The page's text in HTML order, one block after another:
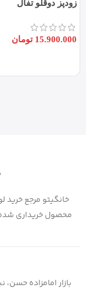
زودپز دوقلو تفال
15.900.000 تومان
خانگیتو مرجع خرید
محصول خریداری